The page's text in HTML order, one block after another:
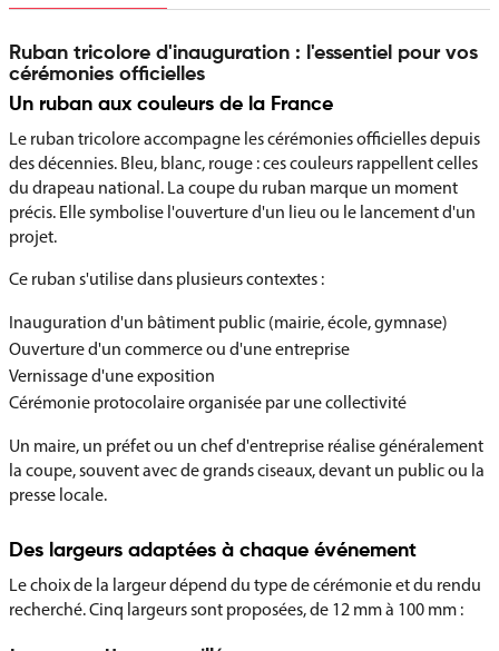
Ruban tricolore d'inauguration : l'essentiel pour vos
cérémonies officielles
Un ruban aux couleurs de la France
Le ruban tricolore accompagne les cérémonies officielles depuis
des décennies. Bleu, blanc, rouge : ces couleurs rappellent celles
du drapeau national. La coupe du ruban marque un moment
précis. Elle symbolise l'ouverture d'un lieu ou le lancement d'un
projet.
Ce ruban s'utilise dans plusieurs contextes :
Inauguration d'un bâtiment public (mairie, école, gymnase)
Ouverture d'un commerce ou d'une entreprise
Vernissage d'une exposition
Cérémonie protocolaire organisée par une collectivité
Un maire, un préfet ou un chef d'entreprise réalise généralement
la coupe, souvent avec de grands ciseaux, devant un public ou la
presse locale.
Des largeurs adaptées à chaque événement
Le choix de la largeur dépend du type de cérémonie et du rendu
recherché. Cinq largeurs sont proposées, de 12 mm à 100 mm :